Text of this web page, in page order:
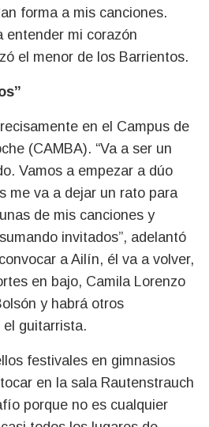
forma a mis canciones.
entender mi corazón
el menor de los Barrientos.
en el Campus de
(CAMBA). “Va a ser un
Vamos a empezar a dúo
me va a dejar un rato para
de mis canciones y
invitados”, adelantó
a Ailín, él va a volver,
en bajo, Camila Lorenzo
y habrá otros
el guitarrista.
festivales en gimnasios
en la sala Rautenstrauch
porque no es cualquier